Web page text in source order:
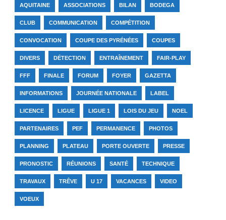
AQUITAINE ASSOCIATIONS BILAN BODEGA
CLUB COMMUNICATION COMPÉTITION
CONVOCATION COUPE DES PYRÉNÉES COUPES
DIVERS DÉTECTION ENTRAÎNEMENT FAIR-PLAY
FFF FINALE FORUM FOYER GAZETTA
INFORMATIONS JOURNÉE NATIONALE LABEL
LICENCE LIGUE LIGUE 1 LOIS DU JEU NOEL
PARTENAIRES PEF PERMANENCE PHOTOS
PLANNING PLATEAU PORTE OUVERTE PRESSE
PRONOSTIC RÉUNIONS SANTÉ TECHNIQUE
TRAVAUX TRÊVE U 17 VACANCES VIDEO
VOEUX